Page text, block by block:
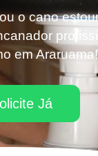
o cano
em Araruama!
Já